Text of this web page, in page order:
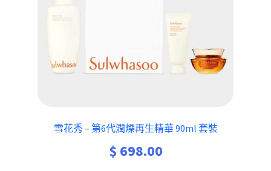
雪花秀 – 第6代潤燥再生精華 90ml 套裝
$ 698.00